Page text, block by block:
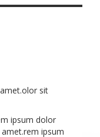
sit
ipsum dolor
ipsum